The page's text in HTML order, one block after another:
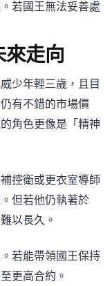
若國王無法妥善處
來走向
少年輕三歲，且目
有不錯的市場價
角色更像是「精神
控衛或更衣室導師
但若他仍執著於
以長久。
若能帶領國王保持
更高合約。